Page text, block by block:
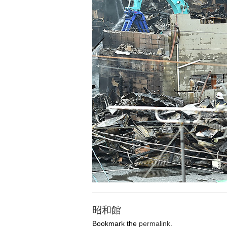
昭和館
Bookmark the permalink.